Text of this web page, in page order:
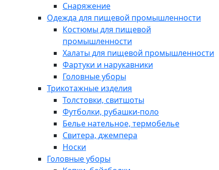
Снаряжение
Одежда для пищевой промышленности
Костюмы для пищевой
промышленности
Халаты для пищевой промышленности
Фартуки и нарукавники
Головные уборы
Трикотажные изделия
Толстовки, свитшоты
Футболки, рубашки-поло
Белье нательное, термобелье
Свитера, джемпера
Носки
Головные уборы